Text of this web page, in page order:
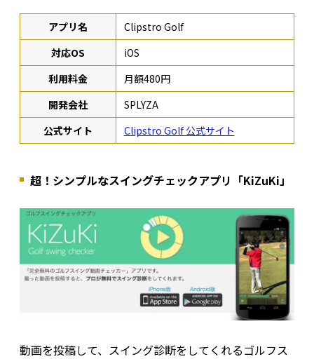
アプリ名
Clipstro Golf
対応OS
iOS
利用料金
月額480円
開発会社
SPLYZA
公式サイト
Clipstro Golf 公式サイト
超！シンプルなスイングチェックアプリ「KiZuKi」
動画を投稿して、スイング診断をしてくれるゴルフス